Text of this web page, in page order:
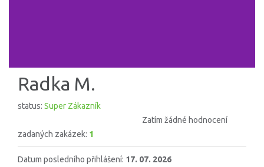
Radka M.
status: Super Zákazník
Zatím žádné hodnocení
zadaných zakázek: 1
Datum posledního přihlášení: 17. 07. 2026